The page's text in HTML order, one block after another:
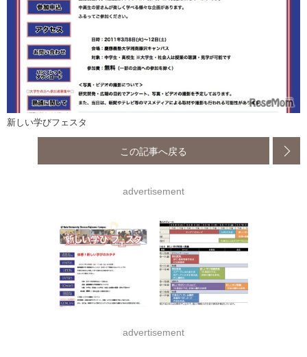
新しい学びフェスタ
この記事へ戻る
advertisement
advertisement